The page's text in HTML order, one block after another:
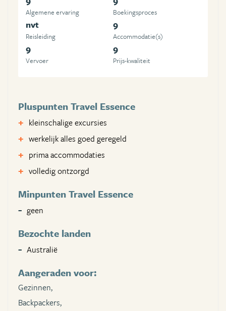
Algemene ervaring Boekingsproces
nvt
Reisleiding
9
Accommodatie(s)
9
Vervoer
9
Prijs-kwaliteit
Pluspunten Travel Essence
kleinschalige excursies
werkelijk alles goed geregeld
prima accommodaties
volledig ontzorgd
Minpunten Travel Essence
geen
Bezochte landen
Australië
Aangeraden voor:
Gezinnen,
Backpackers,